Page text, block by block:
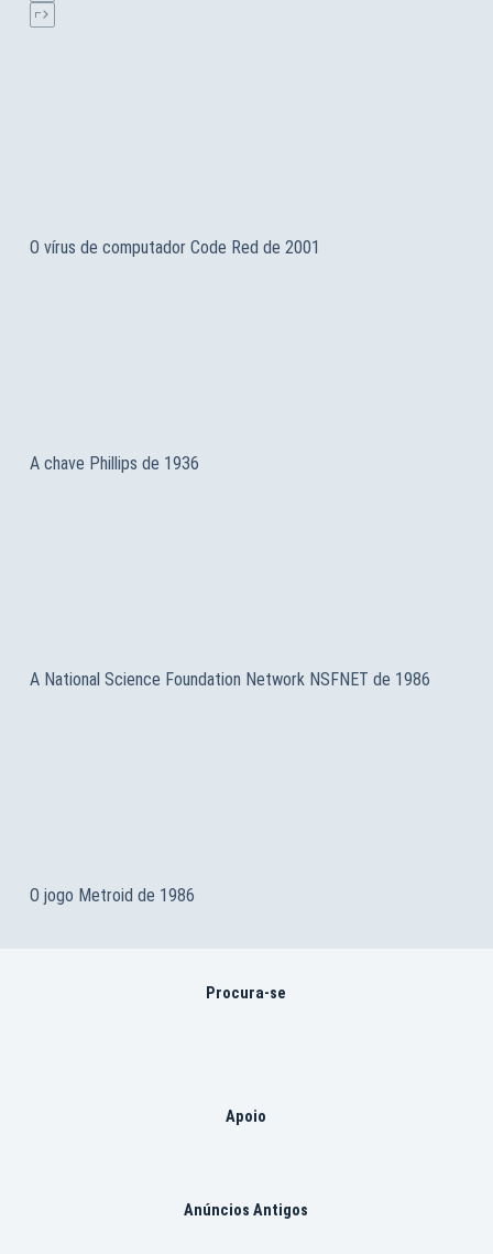
O vírus de computador Code Red de 2001
A chave Phillips de 1936
A National Science Foundation Network NSFNET de 1986
O jogo Metroid de 1986
Procura-se
Apoio
Anúncios Antigos